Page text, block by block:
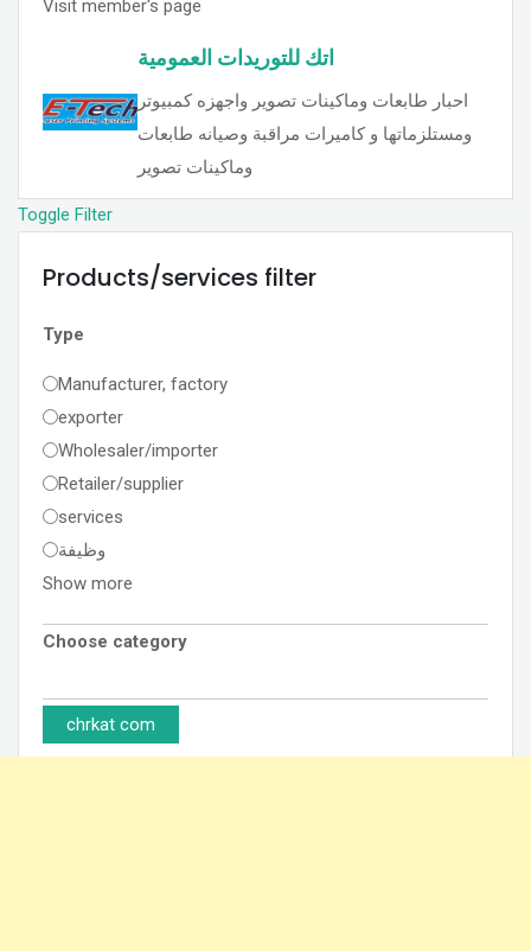
Visit member's page
اتك للتوريدات العمومية
احبار طابعات وماكينات تصوير واجهزه كمبيوتر
ومستلزماتها و كاميرات مراقبة وصيانه طابعات
وماكينات تصوير
Toggle Filter
Products/services filter
Type
Manufacturer, factory
exporter
Wholesaler/importer
Retailer/supplier
services
وظيفة
Show more
Choose category
chrkat com